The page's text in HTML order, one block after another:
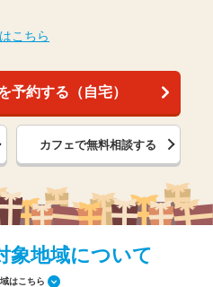
こちら
予約する（自宅）
カフェで無料相談する
象地域について
はこちら